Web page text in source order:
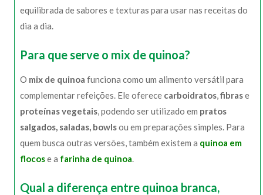
equilibrada de sabores e texturas para usar nas receitas do
dia a dia.
Para que serve o mix de quinoa?
O mix de quinoa funciona como um alimento versátil para
complementar refeições. Ele oferece carboidratos fibrase
proteínas vegetais , podendo ser utilizado em pratos
salgados, saladas, bowlsou em preparações simples. Para
quem busca outras versões, também existem a quinoa em
flocose a farinha de quinoa
Qual a diferença entre quinoa branca,